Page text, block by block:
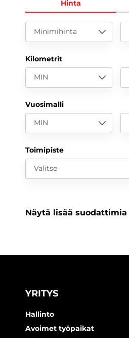
Hinta
Minimihinta
Kilometrit
MIN
Vuosimalli
MIN
Toimipiste
Valitse
Näytä lisää suodattimia
YRITYS
Hallinto
Avoimet työpaikat